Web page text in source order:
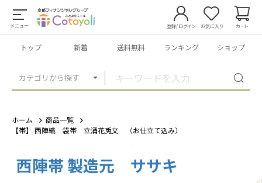
メニュー
カテゴリから探す
登録/ログイン お気に入り カート
トップ 新着 送料無料 ランキング ショップ
ホーム
商品一覧
【帯】 西陣織 袋帯 立涌花兎文 （お仕立て込み）
西陣帯 製造元 ササキ